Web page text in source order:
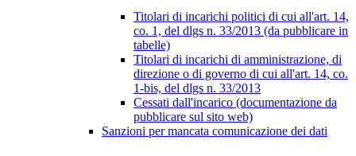
Titolari di incarichi politici di cui all'art. 14,
co. 1, del dlgs n. 33/2013 (da pubblicare in
tabelle)
Titolari di incarichi di amministrazione, di
direzione o di governo di cui all'art. 14, co.
1-bis, del dlgs n. 33/2013
Cessati dall'incarico (documentazione da
pubblicare sul sito web)
Sanzioni per mancata comunicazione dei dati